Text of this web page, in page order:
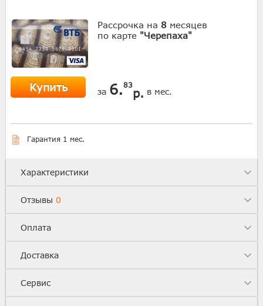
Рассрочка на 8 месяцев
по карте "Черепаха"
Купить за 6.83
р. в мес.
Гарантия 1 мес.
Характеристики
Отзывы 0
Оплата
Доставка
Сервис